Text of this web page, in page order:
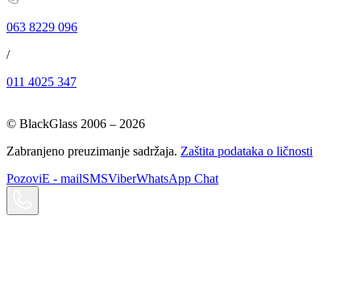
063 8229 096
/
011 4025 347
© BlackGlass 2006 – 2026
Zabranjeno preuzimanje sadržaja. Zaštita podataka o ličnosti
PozoviE - mailSMSViberWhatsApp Chat